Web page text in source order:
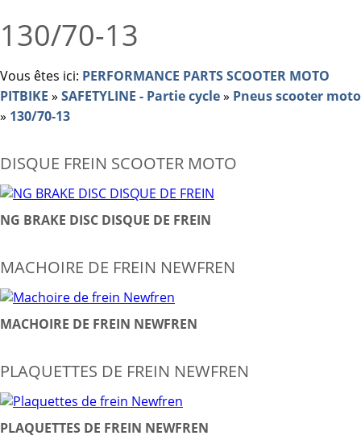
130/70-13
Vous êtes ici: PERFORMANCE PARTS SCOOTER MOTO
PITBIKE » SAFETYLINE - Partie cycle» Pneus scooter moto
» 130/70-13
DISQUE FREIN SCOOTER MOTO
NG BRAKE DISC DISQUE DE FREIN
MACHOIRE DE FREIN NEWFREN
MACHOIRE DE FREIN NEWFREN
PLAQUETTES DE FREIN NEWFREN
PLAQUETTES DE FREIN NEWFREN